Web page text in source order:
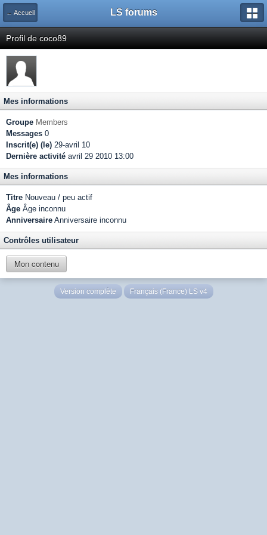
← Accueil LS forums
Profil de coco89
Mes informations
Groupe Members
Messages 0
Inscrit(e) (le) 29-avril 10
Dernière activité avril 29 2010 13:00
Mes informations
Titre Nouveau / peu actif
Âge Âge inconnu
Anniversaire Anniversaire inconnu
Contrôles utilisateur
Mon contenu
Version complète Français (France) LS v4